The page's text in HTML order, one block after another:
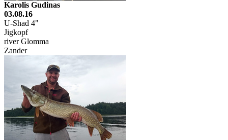
Karolis Gudinas
03.08.16
U-Shad 4"
Jigkopf
river Glomma
Zander